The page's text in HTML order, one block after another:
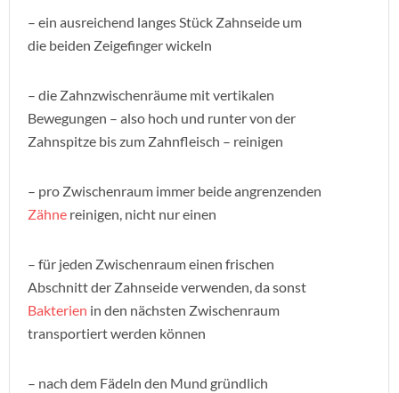
– ein ausreichend langes Stück Zahnseide um
die beiden Zeigefinger wickeln
– die Zahnzwischenräume mit vertikalen
Bewegungen – also hoch und runter von der
Zahnspitze bis zum Zahnfleisch – reinigen
– pro Zwischenraum immer beide angrenzenden
Zähne reinigen, nicht nur einen
– für jeden Zwischenraum einen frischen
Abschnitt der Zahnseide verwenden, da sonst
Bakterien in den nächsten Zwischenraum
transportiert werden können
– nach dem Fädeln den Mund gründlich